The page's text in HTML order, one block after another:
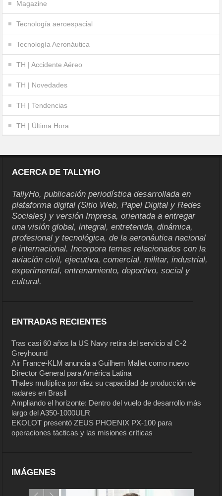
Magazine
Tecnología aeroespacial
Tecnología Aeronáutica
TH | Accidente Aéreo
TH | Novedades
TH | Tendencias
TH | Última Hora
ACERCA DE TALLYHO
TallyHo, publicación periodística desarrollada en
plataforma digital (Sitio Web, Papel Digital y Redes
Sociales) y versión Impresa, orientada a entregar
una visión global, integral, entretenida, dinámica,
profesional y tecnológica, de la aeronáutica nacional
e internacional. Incorpora temas relacionados con la
aviación civil, ejecutiva, comercial, militar, industrial,
experimental, entrenamiento, deportivo, social y
cultural.
ENTRADAS RECIENTES
Tras casi 60 años la US Navy retira del servicio al C-2
Greyhound
Air France-KLM anuncia a Guilhem Mallet como nuevo
Director General para América Latina
Thales multiplica por diez su capacidad de producción de
radares en Brasil
Ampliando el horizonte: Dentro del vuelo de desarrollo más
largo del A350-1000ULR
EKOLOT presentó ZEUS PHOENIX PX-100 para
operaciones tácticas y las misiones críticas
IMÁGENES